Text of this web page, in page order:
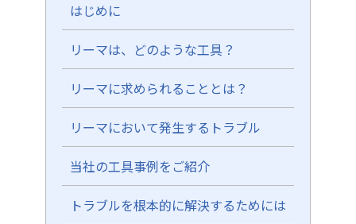
はじめに
リーマは、どのような工具？
リーマに求められることとは？
リーマにおいて発生するトラブル
当社の工具事例をご紹介
トラブルを根本的に解決するためには